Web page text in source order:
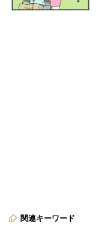
関連キーワード